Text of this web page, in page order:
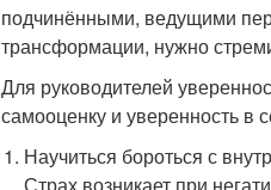
подчинёнными, ведущими
трансформации, нужно
Для руководителей
самооценку и уверенность в
Научиться бороться с